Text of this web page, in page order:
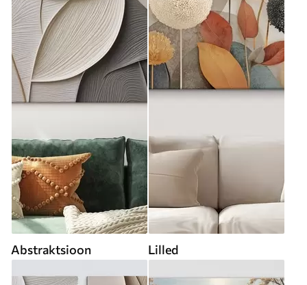
Abstraktsioon Lilled